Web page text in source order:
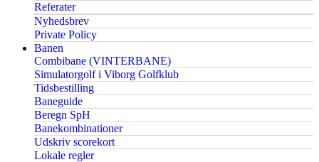
Referater
Nyhedsbrev
Private Policy
Banen
Combibane (VINTERBANE)
Simulatorgolf i Viborg Golfklub
Tidsbestilling
Baneguide
Beregn SpH
Banekombinationer
Udskriv scorekort
Lokale regler